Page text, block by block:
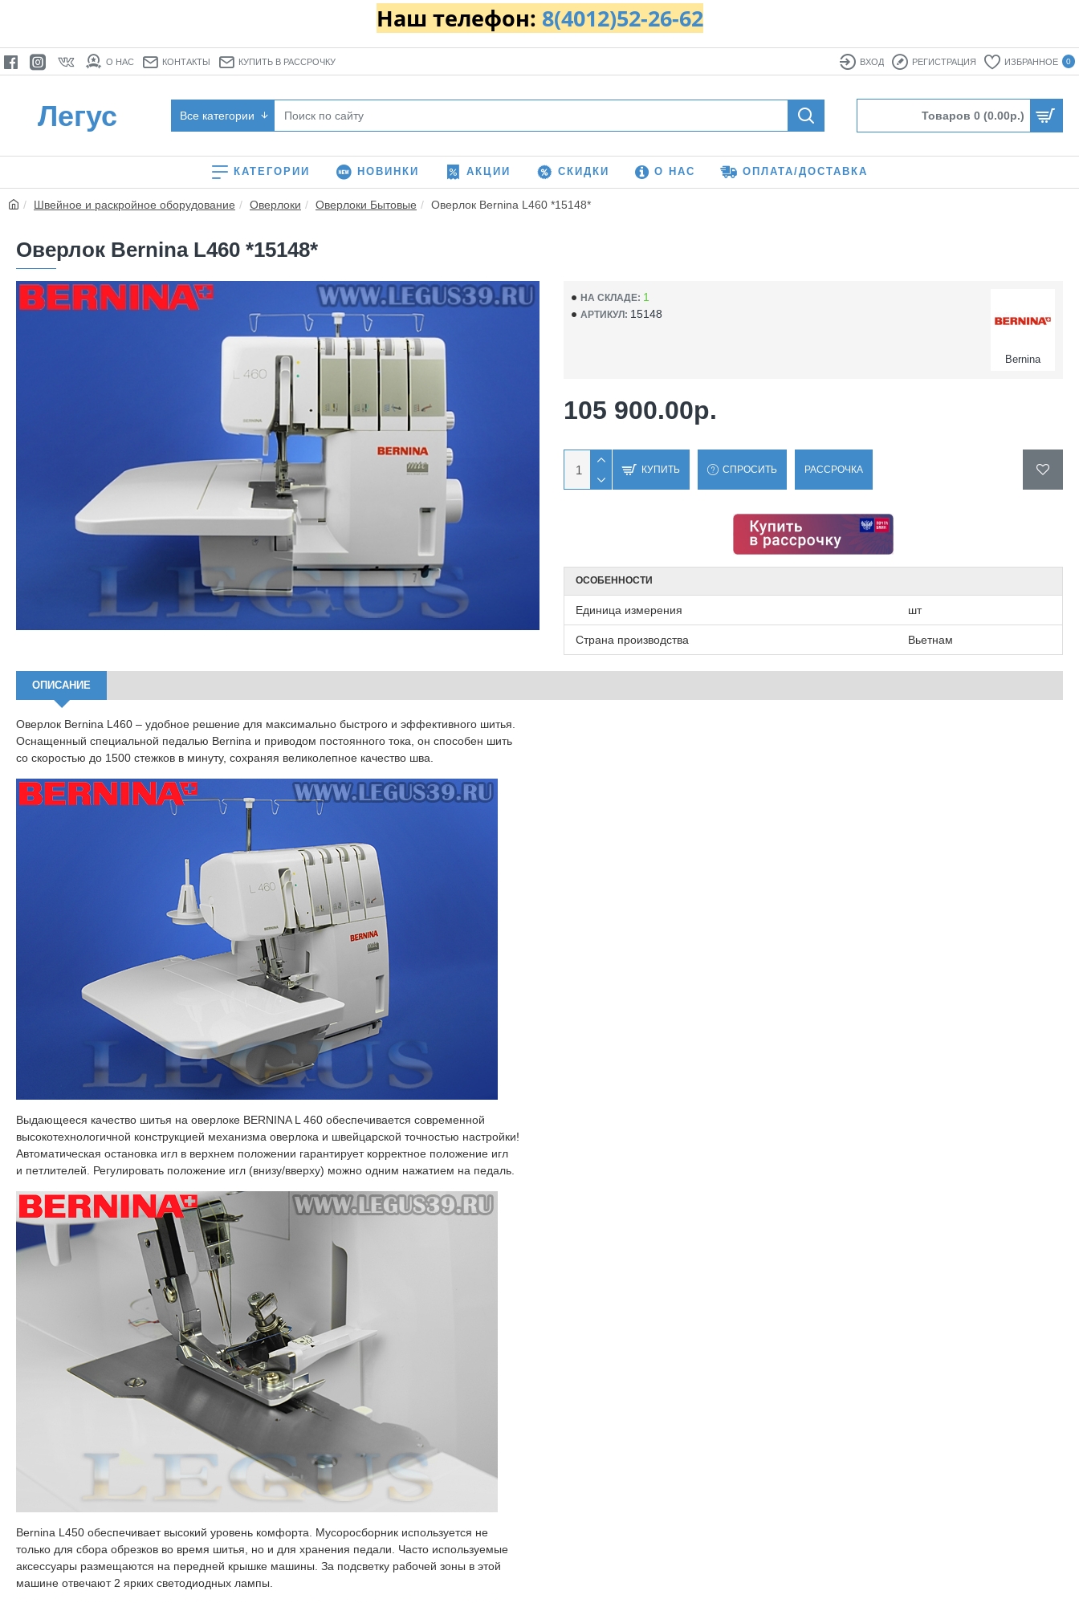
Наш телефон: 8(4012)52-26-62
О НАС КОНТАКТЫ КУПИТЬ В РАССРОЧКУ ВХОД РЕГИСТРАЦИЯ ИЗБРАННОЕ 0
Легус Все категории Товаров 0 (0.00р.)
КАТЕГОРИИ НОВИНКИ АКЦИИ СКИДКИ О НАС ОПЛАТА/ДОСТАВКА
Швейное и раскройное оборудование Оверлоки Оверлоки Бытовые Оверлок Bernina L460 *15148*
Оверлок Bernina L460 *15148*
НА СКЛАДЕ: 1
АРТИКУЛ: 15148
Bernina
105 900.00р.
КУПИТЬ СПРОСИТЬ РАССРОЧКА
ОСОБЕННОСТИ
Единица измерения шт
Страна производства Вьетнам
ОПИСАНИЕ
Оверлок Bernina L460 – удобное решение для максимально быстрого и эффективного шитья.
Оснащенный специальной педалью Bernina и приводом постоянного тока, он способен шить
со скоростью до 1500 стежков в минуту, сохраняя великолепное качество шва.
Выдающееся качество шитья на оверлоке BERNINA L 460 обеспечивается современной
высокотехнологичной конструкцией механизма оверлока и швейцарской точностью настройки!
Автоматическая остановка игл в верхнем положении гарантирует корректное положение игл
и петлителей. Регулировать положение игл (внизу/вверху) можно одним нажатием на педаль.
Bernina L450 обеспечивает высокий уровень комфорта. Мусоросборник используется не
только для сбора обрезков во время шитья, но и для хранения педали. Часто используемые
аксессуары размещаются на передней крышке машины. За подсветку рабочей зоны в этой
машине отвечают 2 ярких светодиодных лампы.